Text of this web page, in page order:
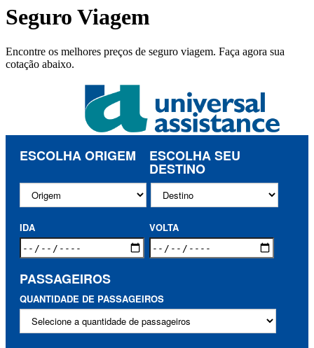
Seguro Viagem
Encontre os melhores preços de seguro viagem. Faça agora sua
cotação abaixo.
ESCOLHA ORIGEM ESCOLHA SEU
DESTINO
IDA VOLTA
PASSAGEIROS
QUANTIDADE DE PASSAGEIROS